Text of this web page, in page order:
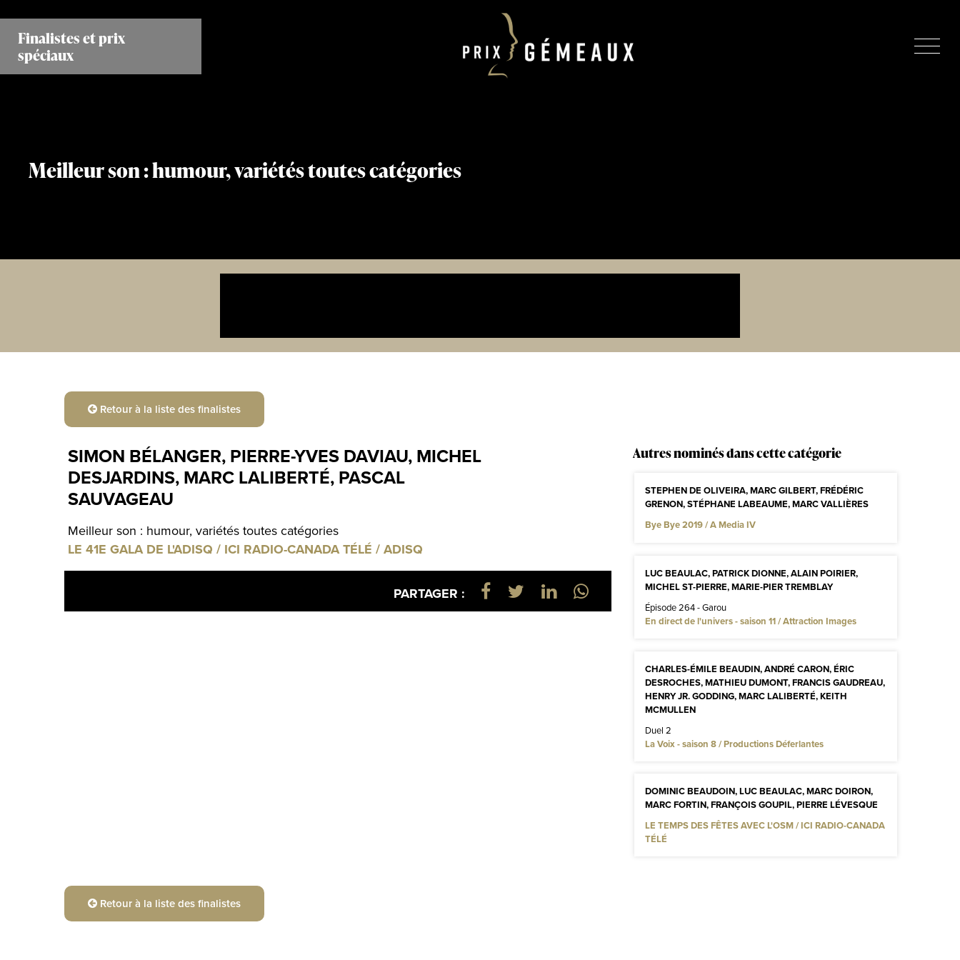
contenu
principal
Finalistes et prix
spéciaux
Meilleur son : humour, variétés toutes catégories
Retour à la liste des finalistes
SIMON BÉLANGER, PIERRE-YVES DAVIAU, MICHEL
DESJARDINS, MARC LALIBERTÉ, PASCAL
SAUVAGEAU
Meilleur son : humour, variétés toutes catégories
LE 41E GALA DE L'ADISQ / ICI RADIO-CANADA TÉLÉ / ADISQ
PARTAGER :
Autres nominés dans cette catégorie
STEPHEN DE OLIVEIRA, MARC GILBERT, FRÉDÉRIC
GRENON, STÉPHANE LABEAUME, MARC VALLIÈRES
Bye Bye 2019 / A Media IV
LUC BEAULAC, PATRICK DIONNE, ALAIN POIRIER,
MICHEL ST-PIERRE, MARIE-PIER TREMBLAY
Épisode 264 - Garou
En direct de l'univers - saison 11 / Attraction Images
CHARLES-ÉMILE BEAUDIN, ANDRÉ CARON, ÉRIC
DESROCHES, MATHIEU DUMONT, FRANCIS GAUDREAU,
HENRY JR. GODDING, MARC LALIBERTÉ, KEITH
MCMULLEN
Duel 2
La Voix - saison 8 / Productions Déferlantes
DOMINIC BEAUDOIN, LUC BEAULAC, MARC DOIRON,
MARC FORTIN, FRANÇOIS GOUPIL, PIERRE LÉVESQUE
LE TEMPS DES FÊTES AVEC L'OSM / ICI RADIO-CANADA
TÉLÉ
Retour à la liste des finalistes